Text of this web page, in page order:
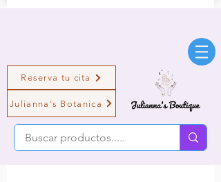
Reserva tu cita
Julianna's Botanica